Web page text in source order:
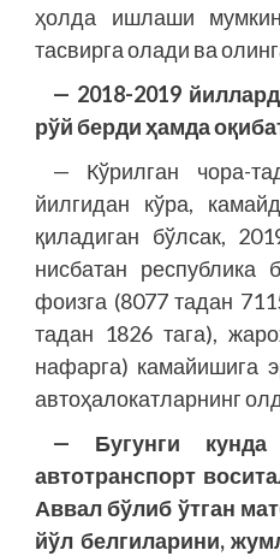
ҳолда ишлаши
тасвирга олади ва
— 2018-2019
рўй берди ҳамда
— Кўрилган чора-
йилгидан кўра,
қиладиган бўл­сак,
нисбатан республика
фоизга (8077 тадан
тадан 1826 тага),
нафарга) камайишига
автоҳалокатларнинг
— Бугунги кунда
автотранспорт
Аввал бўлиб ўтган
йўл белгиларини,